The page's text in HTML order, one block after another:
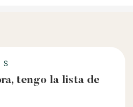
tengo la lista de